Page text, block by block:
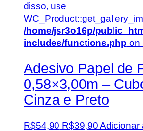
disso, use
/home/jsr3o16p/
includes/functions.php on
Adesivo Papel de
0,58×3,00m –
Cinza e Preto
R$54,90 O
R$39,90O
Adicionar